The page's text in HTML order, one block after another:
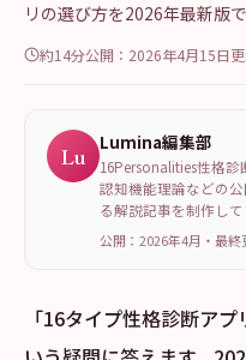
リの選び方を2026年最新版で
約14分公開： 2026年4月15日
Lu Lumina編集部
16Personalities性格診
認知機能理論などの
る解説記事を制作して
公開：2026年4月 ・ 最終
「16タイプ性格診断ア